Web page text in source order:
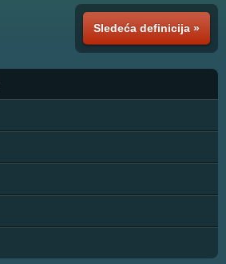
Sledeća definicija »